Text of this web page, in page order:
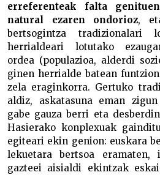
erreferenteak falta
natural ezaren ondorioz,
bertsogintza tradizionalari
herrialdeari lotutako
ordea (populazioa, alderdi
ginen herrialde batean
zela eraginkorra. Gertuko
aldiz, askatasuna eman
gabe gauza berri eta
Hasierako konplexuak
egiteari ekin genion: euskara
lekuetara bertsoa eramaten,
gazteei aisialdi ekintzak